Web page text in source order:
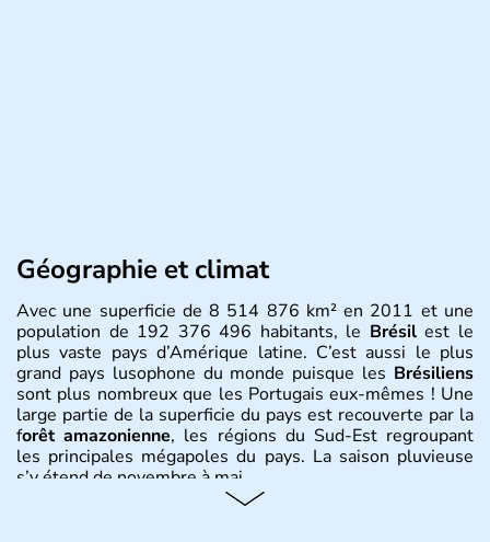
Géographie et climat
Avec une superficie de 8 514 876 km² en 2011 et une
population de 192 376 496 habitants, le Brésilest le
plus vaste pays d’Amérique latine. C’est aussi le plus
grand pays lusophone du monde puisque les Brésiliens
sont plus nombreux que les Portugais eux-mêmes ! Une
large partie de la superficie du pays est recouverte par la
forêt amazonienne, les régions du Sud-Est regroupant
les principales mégapoles du pays. La saison pluvieuse
s’y étend de novembre à mai.